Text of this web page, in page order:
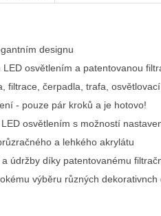
designu
osvětlením a patentovanou
filtrace, čerpadla, trafa,
- pouze pár kroků a je hotovo!
osvětlením s možností
a lehkého akrylátu
údržby díky patentovanému
výběru různých dekorativnch